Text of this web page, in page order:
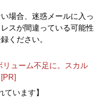
場合、迷惑メールに入っ
スが間違っている可能性
ください。
ューム不足に。スカル
ています】